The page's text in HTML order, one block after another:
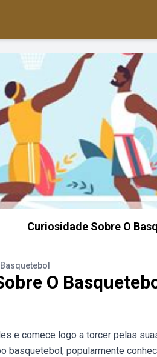
Curiosidade Sobre O
O
e comece logo a torcer pelas
basquetebol, popularmente